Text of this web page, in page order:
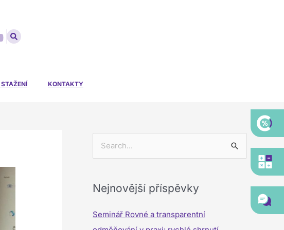
KONTAKTY
lNejnovější příspěvky
Seminář Rovné a transparentní